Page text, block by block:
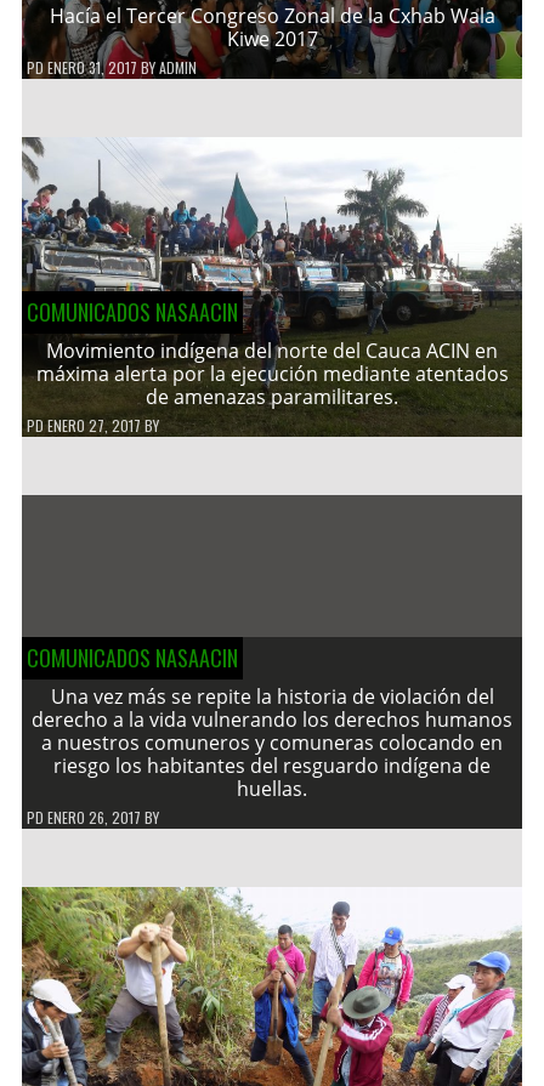
Hacía el Tercer Congreso Zonal de la Cxhab Wala
Kiwe 2017
PDENERO 31, 2017 BYADMIN
COMUNICADOS NASAACIN
Movimiento indígena del norte del Cauca ACIN en
máxima alerta por la ejecución mediante atentados
de amenazas paramilitares.
PDENERO 27, 2017 BY
COMUNICADOS NASAACIN
Una vez más se repite la historia de violación del
derecho a la vida vulnerando los derechos humanos
a nuestros comuneros y comuneras colocando en
riesgo los habitantes del resguardo indígena de
huellas.
PD ENERO 26, 2017 BY